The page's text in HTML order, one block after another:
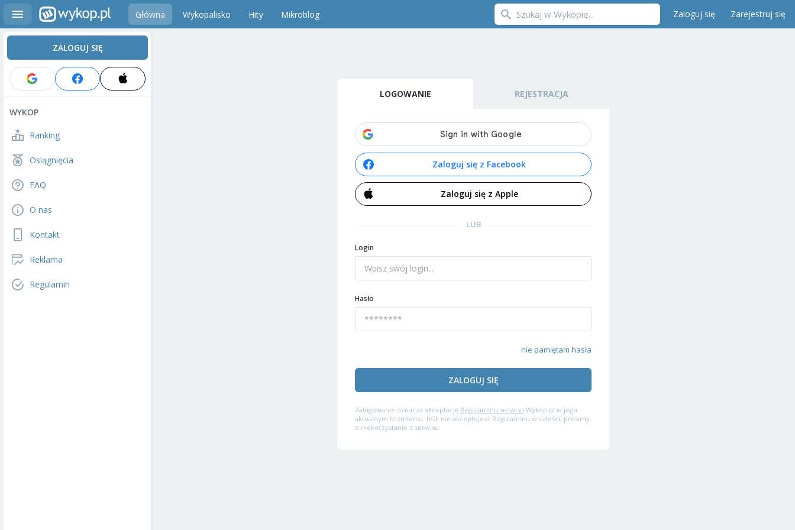
Główna Wykopalisko Hity Mikroblog Zaloguj się Zarejestruj się
ZALOGUJ SIĘ
WYKOP
Ranking
Osiągnięcia
FAQ
O nas
Kontakt
Reklama
Regulamin
LOGOWANIE REJESTRACJA
Zaloguj się z Facebook
Zaloguj się z Apple
LUB
Login
Hasło
nie pamiętam hasła
ZALOGUJ SIĘ
Zalogowanie oznacza akceptację Regulaminu serwisu Wykop.pl w jego
aktualnym brzmieniu. Jeśli nie akceptujesz Regulaminu w całości, prosimy
o niekorzystanie z serwisu.